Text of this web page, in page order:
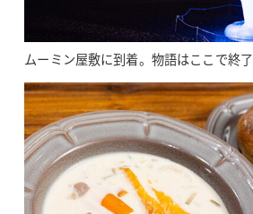
ムーミン屋敷に到着。物語はここで終了